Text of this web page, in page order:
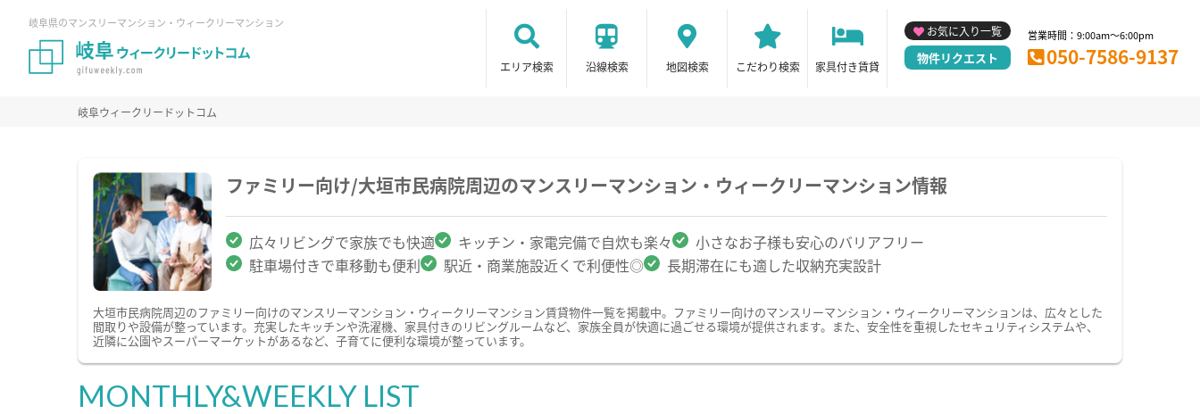
岐阜県のマンスリーマンション・ウィークリーマンション
エリア検索 沿線検索 地図検索 こだわり検索 家具付き賃貸
お気に入り一覧
物件リクエスト
営業時間：9:00am～6:00pm
050-7586-9137
岐阜ウィークリードットコム
ファミリー向け/大垣市民病院周辺のマンスリーマンション・ウィークリーマンション情報
広々リビングで家族でも快適 キッチン・家電完備で自炊も楽々
小さなお子様も安心のバリアフリー
駐車場付きで車移動も便利
駅近・商業施設近くで利便性◎ 長期滞在にも適した収納充実設計
大垣市民病院周辺のファミリー向けのマンスリーマンション・ウィークリーマンション賃貸物件一覧を掲載中。ファミリー向けのマンスリーマンション・ウィークリーマンションは、広々とした
間取りや設備が整っています。充実したキッチンや洗濯機、家具付きのリビングルームなど、家族全員が快適に過ごせる環境が提供されます。また、安全性を重視したセキュリティシステムや、
近隣に公園やスーパーマーケットがあるなど、子育てに便利な環境が整っています。
MONTHLY&WEEKLY LIST